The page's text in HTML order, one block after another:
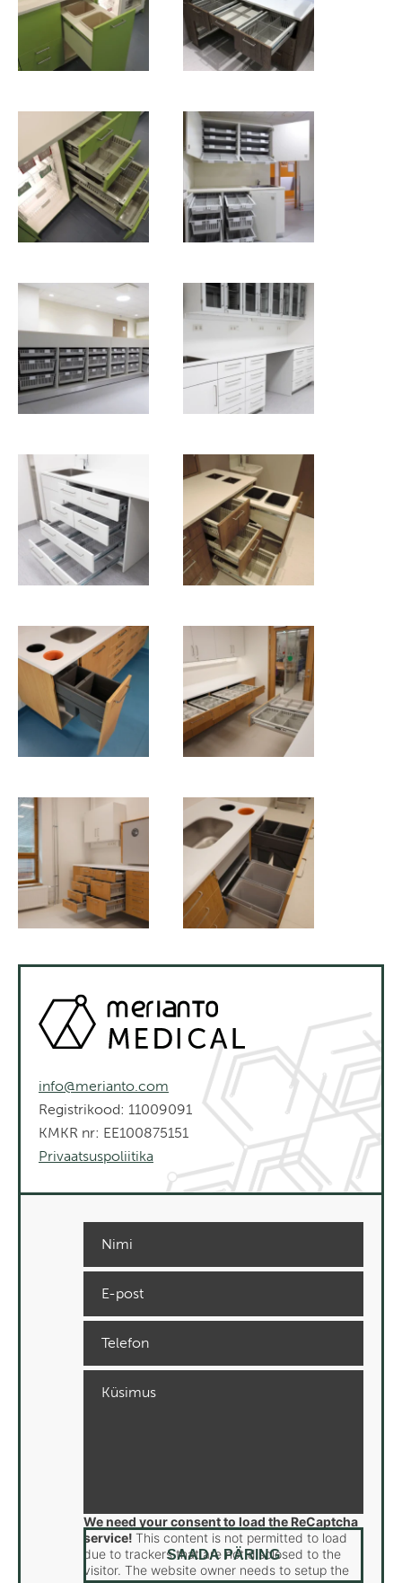
info@merianto.com
Registrikood: 11009091
KMKR nr: EE100875151
Privaatsuspoliitika
We need your consent to load the ReCaptcha
service! This content is not permitted to load
due to trackers that are not disclosed to the
visitor. The website owner needs to setup the